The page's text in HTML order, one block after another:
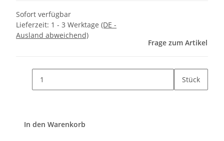
Sofort verfügbar
Lieferzeit: 1 - 3 Werktage (DE -
Ausland abweichend)
Frage zum Artikel
Stück
In den Warenkorb